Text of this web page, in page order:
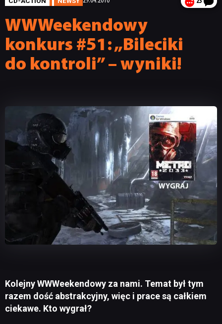
WWWeekendowy
konkurs #51: „Bileciki
do kontroli” – wyniki!
Kolejny WWWeekendowy za nami. Temat był tym
razem dość abstrakcyjny, więc i prace są całkiem
ciekawe. Kto wygrał?